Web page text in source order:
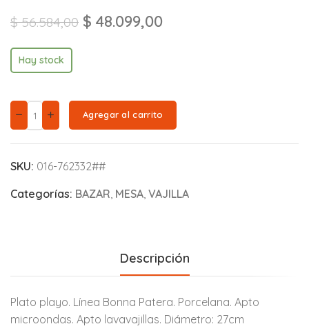
$56.584,00 $ 48.099,00
Hay stock
Agregar al carrito
SKU: 016-762332##
Categorías: BAZAR MESA VAJILLA
Descripción
Plato playo. Línea Bonna Patera. Porcelana. Apto
microondas. Apto lavavajillas. Diámetro: 27cm